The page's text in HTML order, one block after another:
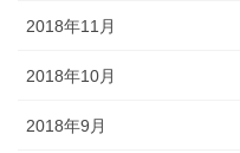
2018年11月
2018年10月
2018年9月